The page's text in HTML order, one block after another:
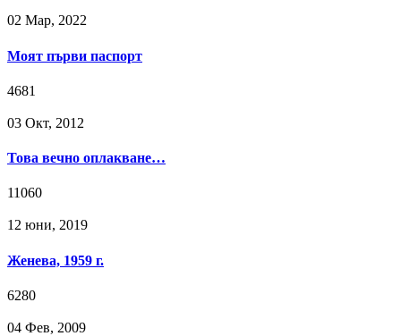
02 Мар, 2022
Моят първи паспорт
4681
03 Окт, 2012
Това вечно оплакване…
11060
12 юни, 2019
Женева, 1959 г.
6280
04 Фев, 2009